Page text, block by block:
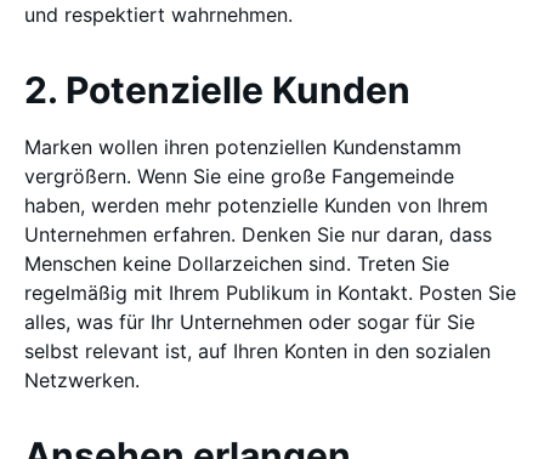
und respektiert wahrnehmen.
2. Potenzielle Kunden
Marken wollen ihren potenziellen Kundenstamm
vergrößern. Wenn Sie eine große Fangemeinde
haben, werden mehr potenzielle Kunden von Ihrem
Unternehmen erfahren. Denken Sie nur daran, dass
Menschen keine Dollarzeichen sind. Treten Sie
regelmäßig mit Ihrem Publikum in Kontakt. Posten Sie
alles, was für Ihr Unternehmen oder sogar für Sie
selbst relevant ist, auf Ihren Konten in den sozialen
Netzwerken.